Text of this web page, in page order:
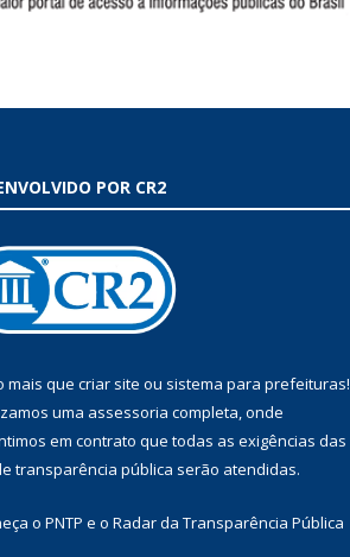
POR CR2
mais que criar site ou sistema para prefeituras!
uma assessoria completa, onde
em contrato que todas as exigências das
transparência pública serão atendidas.
o PNTP e o Radar da Transparência Pública